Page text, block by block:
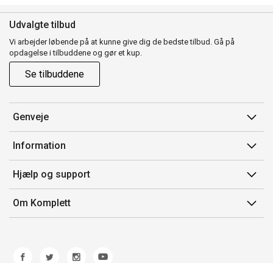
Udvalgte tilbud
Vi arbejder løbende på at kunne give dig de bedste tilbud. Gå på
opdagelse i tilbuddene og gør et kup.
Se tilbuddene
Genveje
Min side
Ordrehistorik
Gavekort
Information
Salgsbetingelser
Mærker/producent
Fortrydelsesret
Hjælp og support
Kontakt os
Kundeservice
Fejl/Mangler
Om Komplett